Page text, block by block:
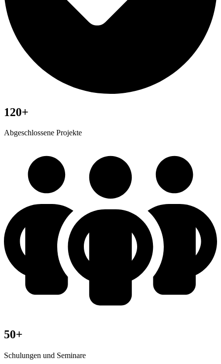
120+
Abgeschlossene Projekte
50+
Schulungen und Seminare